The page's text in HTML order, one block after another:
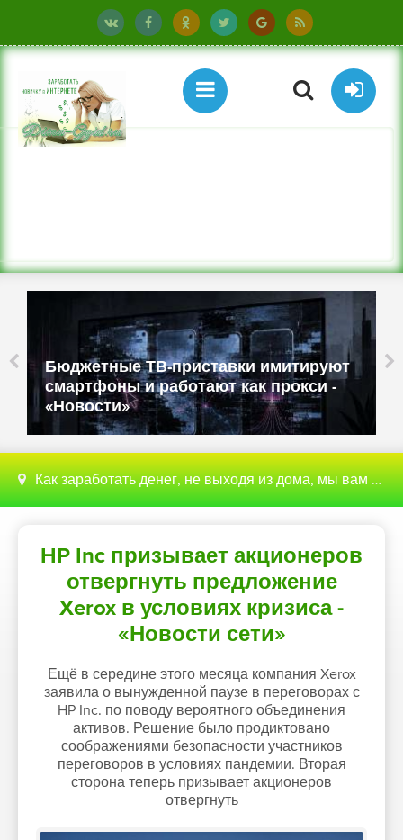
Бюджетные ТВ-приставки имитируют
смартфоны и работают как прокси -
«Новости»
Как заработать денег, не выходя из дома, мы вам поможем с этим разобраться
HP Inc призывает акционеров
отвергнуть предложение
Xerox в условиях кризиса -
«Новости сети»
Ещё в середине этого месяца компания Xerox
заявила о вынужденной паузе в переговорах с
HP Inc. по поводу вероятного объединения
активов. Решение было продиктовано
соображениями безопасности участников
переговоров в условиях пандемии. Вторая
сторона теперь призывает акционеров
отвергнуть